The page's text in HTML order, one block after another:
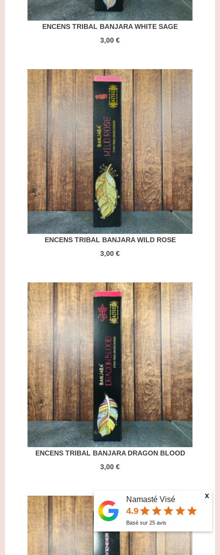
ENCENS TRIBAL BANJARA WHITE SAGE
3,00 €
ENCENS TRIBAL BANJARA WILD ROSE
3,00 €
ENCENS TRIBAL BANJARA DRAGON BLOOD
3,00 €
Namasté Visé
4.9starstarstarstarstar
Basé sur25 avis
x